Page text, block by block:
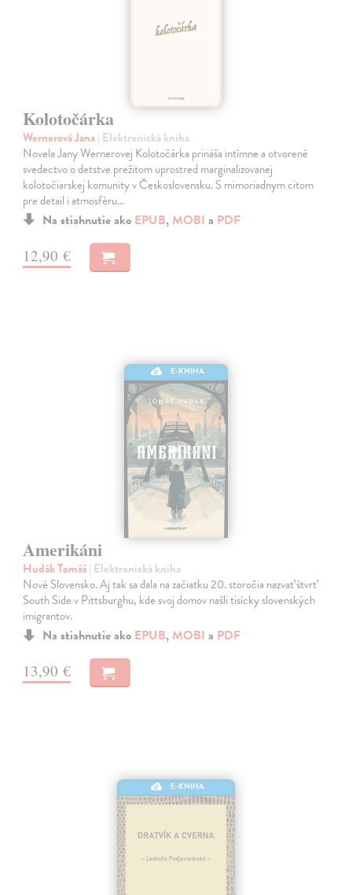
Kolotočárka
Wernerová Jana| Elektronická kniha
Novela Jany Wernerovej Kolotočárka prináša intímne a otvorené
svedectvo o detstve prežitom uprostred marginalizovanej
kolotočiarskej komunity v Československu. S mimoriadnym citom
pre detail i atmosféru…
Na stiahnutie ako EPUB, MOBI a PDF
12,90 €
E-KNIHA
Amerikáni
Hudák Tomáš| Elektronická kniha
Nové Slovensko. Aj tak sa dala na začiatku 20. storočia nazvať štvrť
South Side v Pittsburghu, kde svoj domov našli tisícky slovenských
imigrantov.
Na stiahnutie ako EPUB, MOBI a PDF
13,90 €
E-KNIHA